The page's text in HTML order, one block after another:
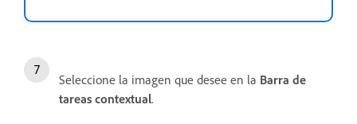
Seleccione la imagen que desee en la Barra de
tareas contextual.